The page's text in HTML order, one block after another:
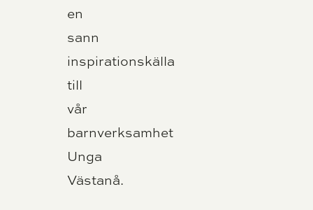
en
sann
inspirationskälla
till
vår
barnverksamhet
Unga
Västanå.